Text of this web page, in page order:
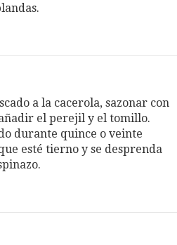
a la cacerola, sazonar con
el perejil y el tomillo.
durante quince o veinte
esté tierno y se desprenda